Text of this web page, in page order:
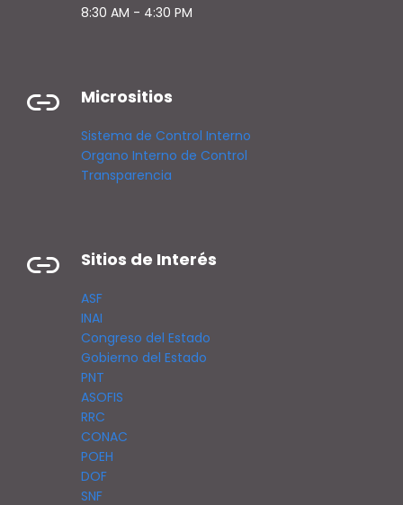
8:30 AM - 4:30 PM
Micrositios
Sistema de Control Interno
Organo Interno de Control
Transparencia
Sitios de Interés
ASF
INAI
Congreso del Estado
Gobierno del Estado
PNT
ASOFIS
RRC
CONAC
POEH
DOF
SNF